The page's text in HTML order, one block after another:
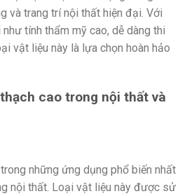
và trang trí nội thất hiện đại. Với
tính thẩm mỹ cao, dễ dàng thi
vật liệu này là lựa chọn hoàn hảo
cao trong nội thất và
những ứng dụng phổ biến nhất
nội thất. Loại vật liệu này được sử